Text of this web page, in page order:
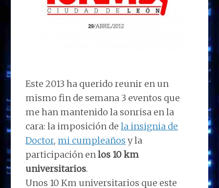
Este 2013 ha querido reunir en un
mismo fin de semana 3 eventos que
me han mantenido la sonrisa en la
cara: la imposición dela insignia de
Doctor, mi cumpleaños y la
participación enlos 10 km
universitarios.
Unos 10 Km universitarios que este